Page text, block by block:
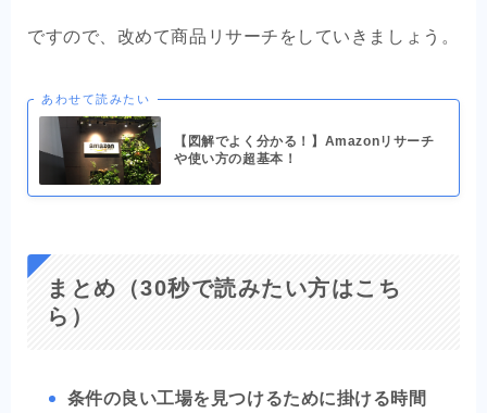
ですので、改めて商品リサーチをしていきましょう。
あわせて読みたい
【図解でよく分かる！】Amazonリサーチ
や使い方の超基本！
まとめ（30秒で読みたい方はこち
ら）
条件の良い工場を見つけるために掛ける時間